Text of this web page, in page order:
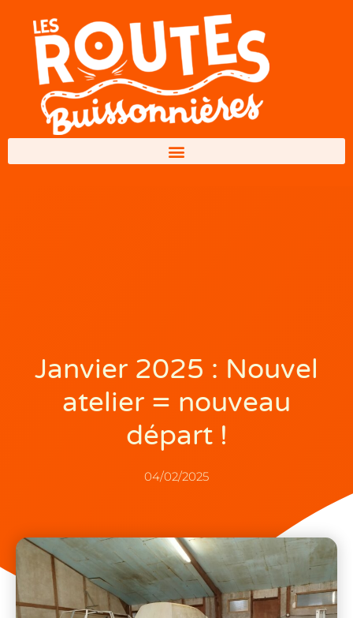
Janvier 2025 : Nouvel
atelier = nouveau
départ !
04/02/2025